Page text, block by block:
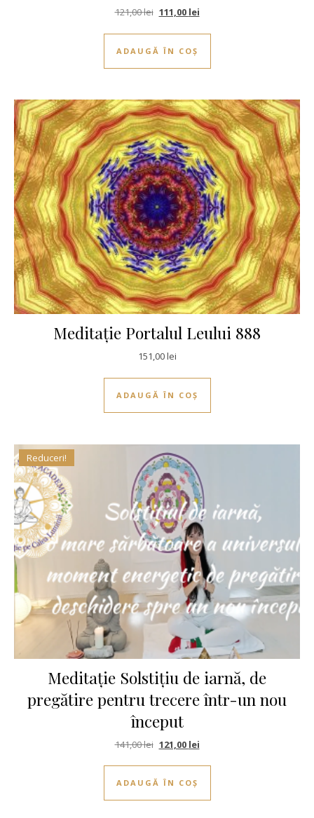
121,00lei Prețul inițial a fost: 121,00 lei.
111,00 leiPrețul curent este: 111,00
ADAUGĂ ÎN COȘ
Meditație Portalul Leului 888
151,00lei
ADAUGĂ ÎN COȘ
Reduceri!
Meditație Solstițiu de iarnă, de
pregătire pentru trecere într-un nou
început
141,00lei Prețul inițial a fost: 141,00 lei.
121,00 leiPrețul curent este: 121,00
ADAUGĂ ÎN COȘ